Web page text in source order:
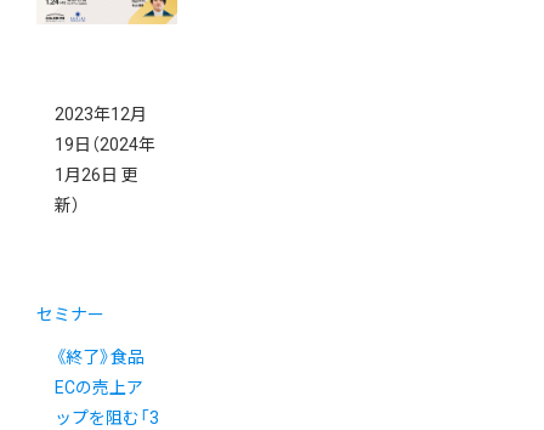
2023年12月
19日 （2024年
1月26日 更
新）
セミナー
《終了》食品
ECの売上ア
ップを阻む「3